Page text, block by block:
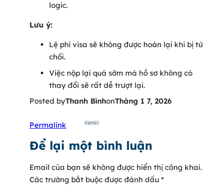
logic.
Lưu ý:
Lệ phí visa sẽ không được hoàn lại khi bị từ
chối.
Việc nộp lại quá sớm mà hồ sơ không có
thay đổi sẽ rất dễ trượt lại.
Posted byThanh BìnhonTháng 1 7, 2026
Permalink
Để lại một bình luận
Email của bạn sẽ không được hiển thị công khai.
Các trường bắt buộc được đánh dấu *